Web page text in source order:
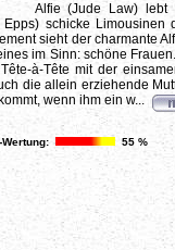
Alfie (Jude Law) lebt
Epps) schicke
sieht der charmante
im Sinn: schöne
à-Tête mit der
die allein erziehende
wenn ihm ein w...
55 %